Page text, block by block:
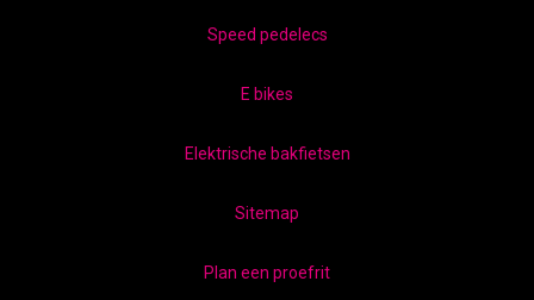
Speed pedelecs
E bikes
Elektrische bakfietsen
Sitemap
Plan een proefrit